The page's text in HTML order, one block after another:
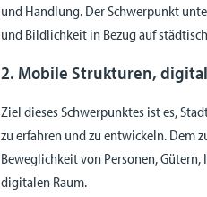
und Handlung. Der Schwerpunkt
und Bildlichkeit in Bezug auf
2. Mobile Strukturen,
Ziel dieses Schwerpunktes ist es,
zu erfahren und zu entwickeln. Dem
Beweglichkeit von Personen,
digitalen Raum.